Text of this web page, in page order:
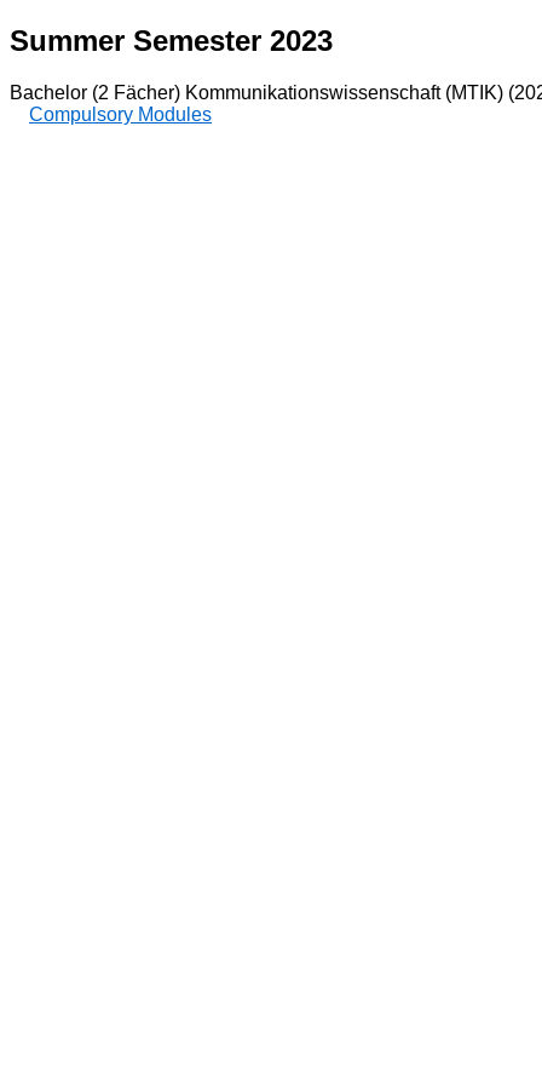
Summer Semester 2023
Bachelor (2 Fächer) Kommunikationswissenschaft (MTIK)
Compulsory Modules